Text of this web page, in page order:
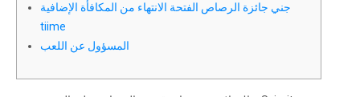
جني جائزة الرصاص الفتحة الانتهاء من المكافأة الإضافية
tiime
المسؤول عن اللعب